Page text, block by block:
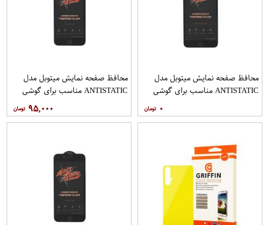
محافظ صفحه نمایش میتوبل مدل
ANTISTATIC مناسب برای گوشی
۰
محافظ صفحه نمایش میتوبل مدل
ANTISTATIC مناسب برای گوشی
۹۵,۰۰۰